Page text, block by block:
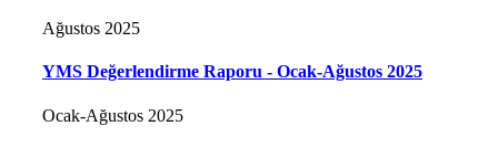
Ağustos 2025
YMS Değerlendirme Raporu - Ocak-Ağustos 2025
Ocak-Ağustos 2025